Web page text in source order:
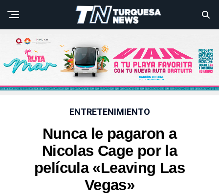
ENTRETENIMIENTO
Nunca le pagaron a
Nicolas Cage por la
película «Leaving Las
Vegas»